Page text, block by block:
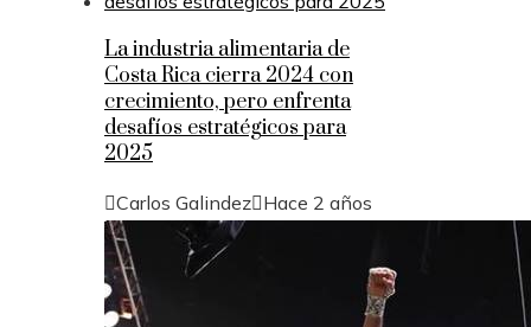
La industria alimentaria de
Costa Rica cierra 2024 con
crecimiento, pero enfrenta
desafíos estratégicos para
2025
Carlos Galindez Hace 2 años